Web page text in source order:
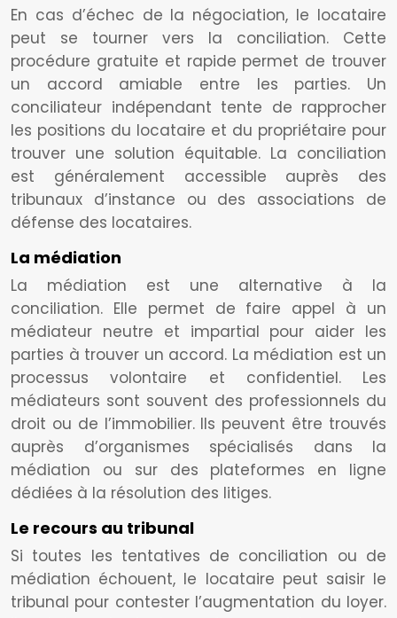
En cas d’échec de la négociation, le locataire
peut se tourner vers la conciliation. Cette
procédure gratuite et rapide permet de trouver
un accord amiable entre les parties. Un
conciliateur indépendant tente de rapprocher
les positions du locataire et du propriétaire pour
trouver une solution équitable. La conciliation
est généralement accessible auprès des
tribunaux d’instance ou des associations de
défense des locataires.
La médiation
La médiation est une alternative à la
conciliation. Elle permet de faire appel à un
médiateur neutre et impartial pour aider les
parties à trouver un accord. La médiation est un
processus volontaire et confidentiel. Les
médiateurs sont souvent des professionnels du
droit ou de l’immobilier. Ils peuvent être trouvés
auprès d’organismes spécialisés dans la
médiation ou sur des plateformes en ligne
dédiées à la résolution des litiges.
Le recours au tribunal
Si toutes les tentatives de conciliation ou de
médiation échouent, le locataire peut saisir le
tribunal pour contester l’augmentation du loyer.